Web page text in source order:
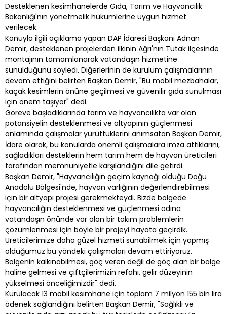
Desteklenen kesimhanelerde Gıda, Tarım ve Hayvancılık
Bakanlığı'nın yönetmelik hükümlerine uygun hizmet
verilecek.
Konuyla ilgili açıklama yapan DAP İdaresi Başkanı Adnan
Demir, desteklenen projelerden ilkinin Ağrı'nın Tutak ilçesinde
montajının tamamlanarak vatandaşın hizmetine
sunulduğunu söyledi. Diğerlerinin de kurulum çalışmalarının
devam ettiğini belirten Başkan Demir, "Bu mobil mezbahalar,
kaçak kesimlerin önüne geçilmesi ve güvenilir gıda sunulması
için önem taşıyor" dedi.
Göreve başladıklarında tarım ve hayvancılıkta var olan
potansiyelin desteklenmesi ve altyapının güçlenmesi
anlamında çalışmalar yürüttüklerini anımsatan Başkan Demir,
İdare olarak, bu konularda önemli çalışmalara imza attıklarını,
sağladıkları desteklerin hem tarım hem de hayvan üreticileri
tarafından memnuniyetle karşılandığını dile getirdi.
Başkan Demir, "Hayvancılığın geçim kaynağı olduğu Doğu
Anadolu Bölgesi'nde, hayvan varlığının değerlendirebilmesi
için bir altyapı projesi gerekmekteydi. Bizde bölgede
hayvancılığın desteklenmesi ve güçlenmesi adına
vatandaşın önünde var olan bir takım problemlerin
çözümlenmesi için böyle bir projeyi hayata geçirdik.
Üreticilerimize daha güzel hizmeti sunabilmek için yapmış
olduğumuz bu yöndeki çalışmaları devam ettiriyoruz.
Bölgenin kalkınabilmesi, göç veren değil de göç alan bir bölge
haline gelmesi ve çiftçilerimizin refahı, gelir düzeyinin
yükselmesi önceliğimizdir" dedi.
Kurulacak 13 mobil kesimhane için toplam 7 milyon 155 bin lira
ödenek sağlandığını belirten Başkan Demir, "Sağlıklı ve